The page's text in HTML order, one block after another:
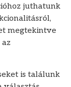
juthatunk
megtekintve
is találunk